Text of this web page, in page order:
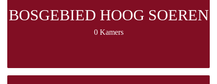
BOSGEBIED HOOG SOEREN
0 Kamers